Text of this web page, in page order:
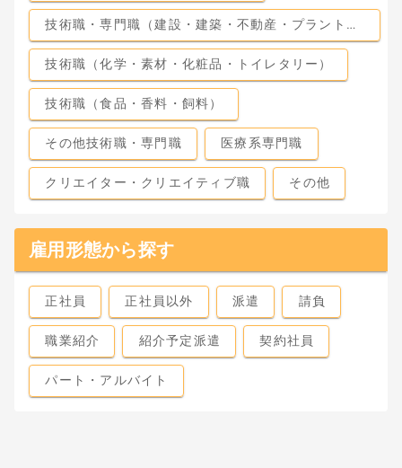
技術職・専門職（建設・建築・不動産・プラント・工場）
技術職（化学・素材・化粧品・トイレタリー）
技術職（食品・香料・飼料）
その他技術職・専門職 医療系専門職
クリエイター・クリエイティブ職 その他
雇用形態から探す
正社員 正社員以外 派遣 請負
職業紹介 紹介予定派遣 契約社員
パート・アルバイト